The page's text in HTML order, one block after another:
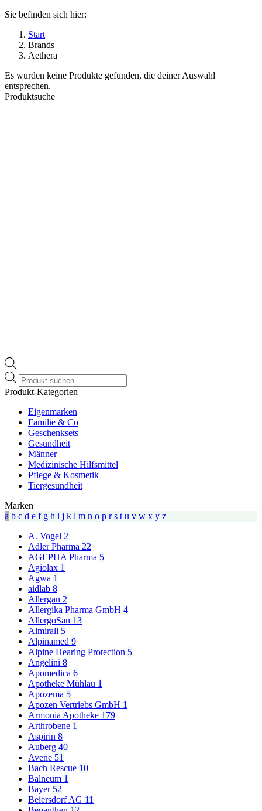
Sie befinden sich hier:
Start
Brands
Aethera
Es wurden keine Produkte gefunden, die deiner Auswahl
entsprechen.
Produktsuche
Products
search
Produkt-Kategorien
Eigenmarken
Familie & Co
Geschenksets
Gesundheit
Männer
Medizinische Hilfsmittel
Pflege & Kosmetik
Tiergesundheit
Marken
a b c d e f g h i j k l m n o p r s t u v w x y z
A. Vogel 2
Adler Pharma 22
AGEPHA Pharma 5
Agiolax 1
Agwa 1
aidlab 8
Allergan 2
Allergika Pharma GmbH 4
AllergoSan 13
Almirall 5
Alpinamed 9
Alpine Hearing Protection 5
Angelini 8
Apomedica 6
Apotheke Mühlau 1
Apozema 5
Apozen Vertriebs GmbH 1
Armonia Apotheke 179
Arthrobene 1
Aspirin 8
Auberg 40
Avene 51
Bach Rescue 10
Balneum 1
Bayer 52
Beiersdorf AG 11